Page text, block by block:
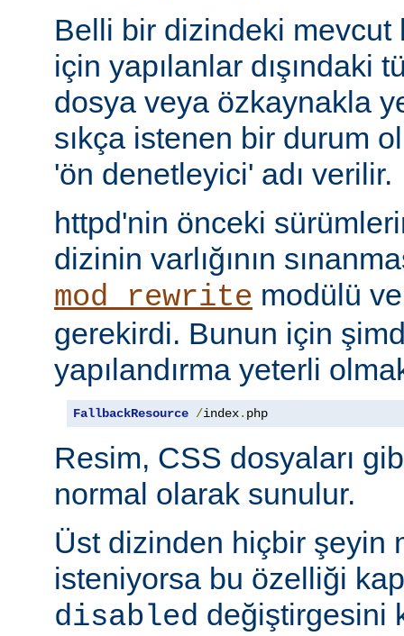
Belli bir dizindeki mevcut
için yapılanlar dışındaki
dosya veya özkaynakla
sıkça istenen bir durum
'ön denetleyici' adı verilir.
httpd'nin önceki
dizinin varlığının
mod_rewrite modülü
gerekirdi. Bunun için
yapılandırma yeterli
FallbackResource /index. php
Resim, CSS dosyaları
normal olarak sunulur.
Üst dizinden hiçbir şeyin
isteniyorsa bu özelliği
disabled değiştirgesini